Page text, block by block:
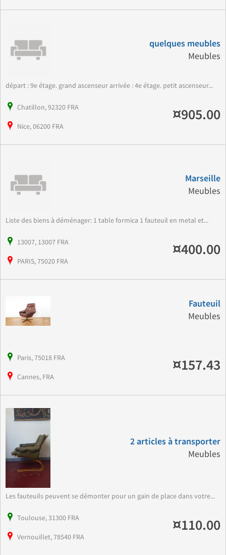
quelques meubles
Meubles
départ : 9e étage. grand ascenseur arrivée : 4e étage. petit ascenseur...
Chatillon, 92320 FRA
Nice, 06200 FRA
¤905.00
Marseille
Meubles
Liste des biens à déménager: 1 table formica 1 fauteuil en metal et...
13007, 13007 FRA
PARIS, 75020 FRA
¤400.00
Fauteuil
Meubles
Paris, 75018 FRA
Cannes, FRA
¤157.43
2 articles à transporter
Meubles
Les fauteuils peuvent se démonter pour un gain de place dans votre...
Toulouse, 31300 FRA
Vernouillet, 78540 FRA
¤110.00